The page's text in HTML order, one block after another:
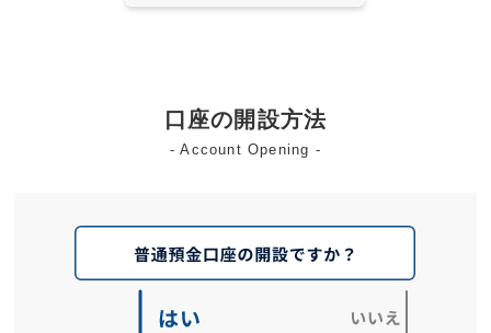
口座の開設方法
- Account Opening -